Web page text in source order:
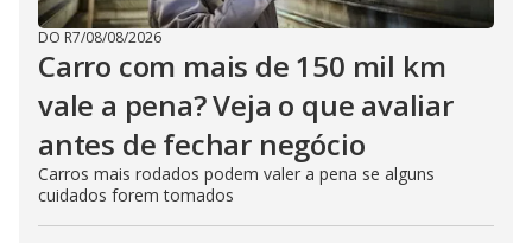
DO R7/08/08/2026
Carro com mais de 150 mil km
vale a pena? Veja o que avaliar
antes de fechar negócio
Carros mais rodados podem valer a pena se alguns
cuidados forem tomados